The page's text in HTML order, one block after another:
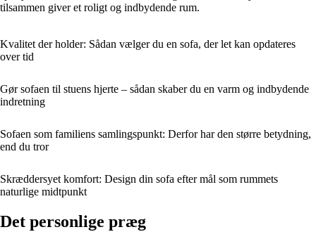
tilsammen giver et roligt og indbydende rum.
Kvalitet der holder: Sådan vælger du en sofa, der let kan opdateres
over tid
Gør sofaen til stuens hjerte – sådan skaber du en varm og indbydende
indretning
Sofaen som familiens samlingspunkt: Derfor har den større betydning,
end du tror
Skræddersyet komfort: Design din sofa efter mål som rummets
naturlige midtpunkt
Det personlige præg